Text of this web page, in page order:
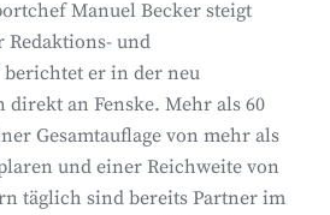
Manuel Becker steigt
Redaktions- und
berichtet er in der neu
direkt an Fenske. Mehr als 60
Gesamtauflage von mehr als
und einer Reichweite von
täglich sind bereits Partner im